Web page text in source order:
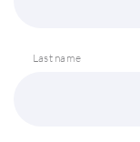
Last name